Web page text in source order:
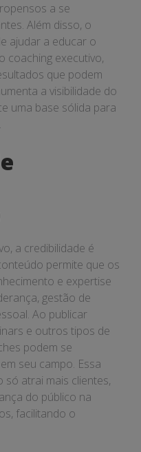
a se
Além disso, o
ajudar a educar o
coaching executivo,
que podem
a visibilidade do
uma base sólida para
a credibilidade é
permite que os
e expertise
gestão de
Ao publicar
e outros tipos de
podem se
seu campo. Essa
atrai mais clientes,
do público na
facilitando o